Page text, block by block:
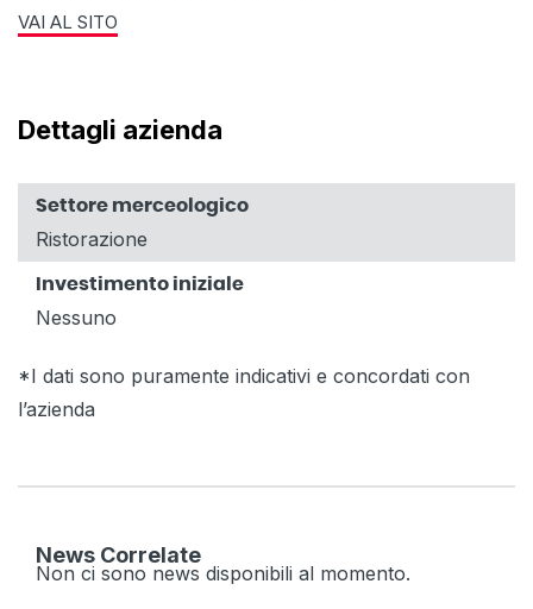
VAI AL SITO
Dettagli azienda
Settore merceologico
Ristorazione
Investimento iniziale
Nessuno
*I dati sono puramente indicativi e concordati con
l’azienda
News Correlate
Non ci sono news disponibili al momento.